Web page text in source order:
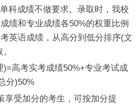
科成绩不做要求。录取时，我校
绩和专业成绩各50%的权重比例
英语成绩，从高分到低分排序(文
高考实考成绩50%+专业考试成
分)50%
受加分的考生，可按加分提